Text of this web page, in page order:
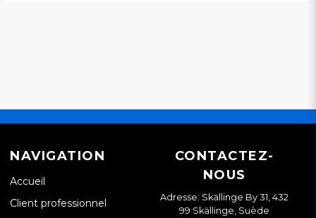
NAVIGATION
Accueil
Client professionnel
CONTACTEZ-
NOUS
Adresse: Skällinge By 31, 432
99 Skällinge, Suède